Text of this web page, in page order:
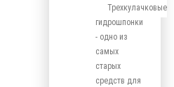
Трехкулачковые
гидрошпонки
- одно из
самых
старых
средств для